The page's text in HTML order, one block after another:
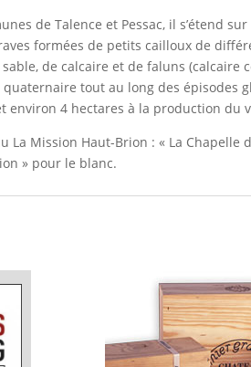
de Talence et Pessac, il s’étend
formées de petits cailloux de
de calcaire et de faluns (calcaire
tout au long des épisodes
4 hectares à la production du
Mission Haut-Brion : « La Chapelle
» pour le blanc.